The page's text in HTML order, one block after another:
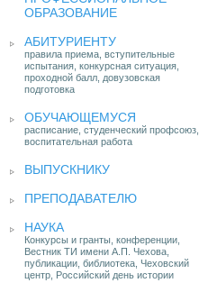
ОБРАЗОВАНИЕ
АБИТУРИЕНТУ
правила приема, вступительные
испытания, конкурсная ситуация,
проходной балл, довузовская
подготовка
ОБУЧАЮЩЕМУСЯ
расписание, студенческий профсоюз,
воспитательная работа
ВЫПУСКНИКУ
ПРЕПОДАВАТЕЛЮ
НАУКА
Конкурсы и гранты, конференции,
Вестник ТИ имени А.П. Чехова,
публикации, библиотека, Чеховский
центр, Российский день истории